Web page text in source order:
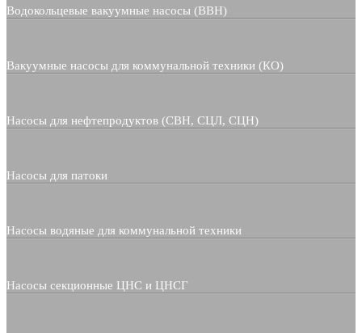
Водокольцевые вакуумные насосы (ВВН)
Вакуумные насосы для коммунальной техники (КО)
Насосы для нефтепродуктов (СВН, СЦЛ, СЦН)
Насосы для патоки
Насосы водяные для коммунальной техники
Насосы секционные ЦНС и ЦНСГ